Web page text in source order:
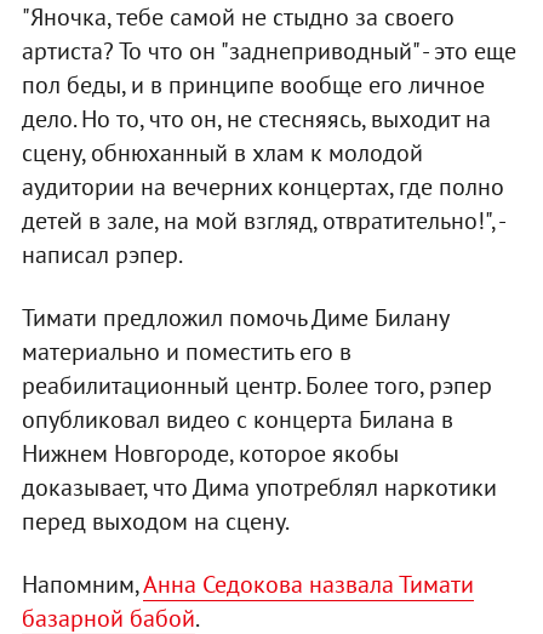
"Яночка, тебе самой не стыдно за своего
артиста? То что он "заднеприводный" - это еще
пол беды, и в принципе вообще его личное
дело. Но то, что он, не стесняясь, выходит на
сцену, обнюханный в хлам к молодой
аудитории на вечерних концертах, где полно
детей в зале, на мой взгляд, отвратительно!", -
написал рэпер.
Тимати предложил помочь Диме Билану
материально и поместить его в
реабилитационный центр. Более того, рэпер
опубликовал видео с концерта Билана в
Нижнем Новгороде, которое якобы
доказывает, что Дима употреблял наркотики
перед выходом на сцену.
Напомним,Анна Седокова назвала Тимати
базарной бабой.